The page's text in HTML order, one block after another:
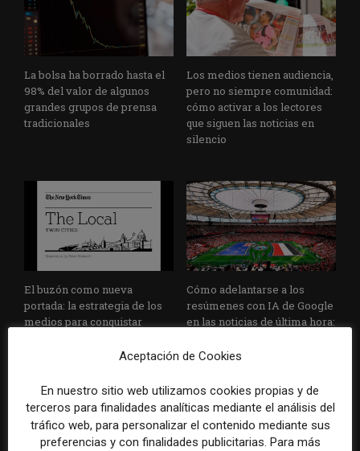
La bolsa ha borrado hasta el
98% del valor de algunos
grandes grupos de prensa
tradicionales
Los medios tienen audiencia,
pero no siempre comunidad:
cómo activar a los lectores
que siguen las noticias en
silencio
El buzón como nueva
portada: la estrategia de los
medios para conquistar
Cómo adelantarse a los
resúmenes con IA de Google
en las noticias de última hora:
durante el Mundial de...
Aceptación de Cookies
En nuestro sitio web utilizamos cookies propias y de
terceros para finalidades analíticas mediante el análisis del
tráfico web, para personalizar el contenido mediante sus
preferencias y con finalidades publicitarias. Para más